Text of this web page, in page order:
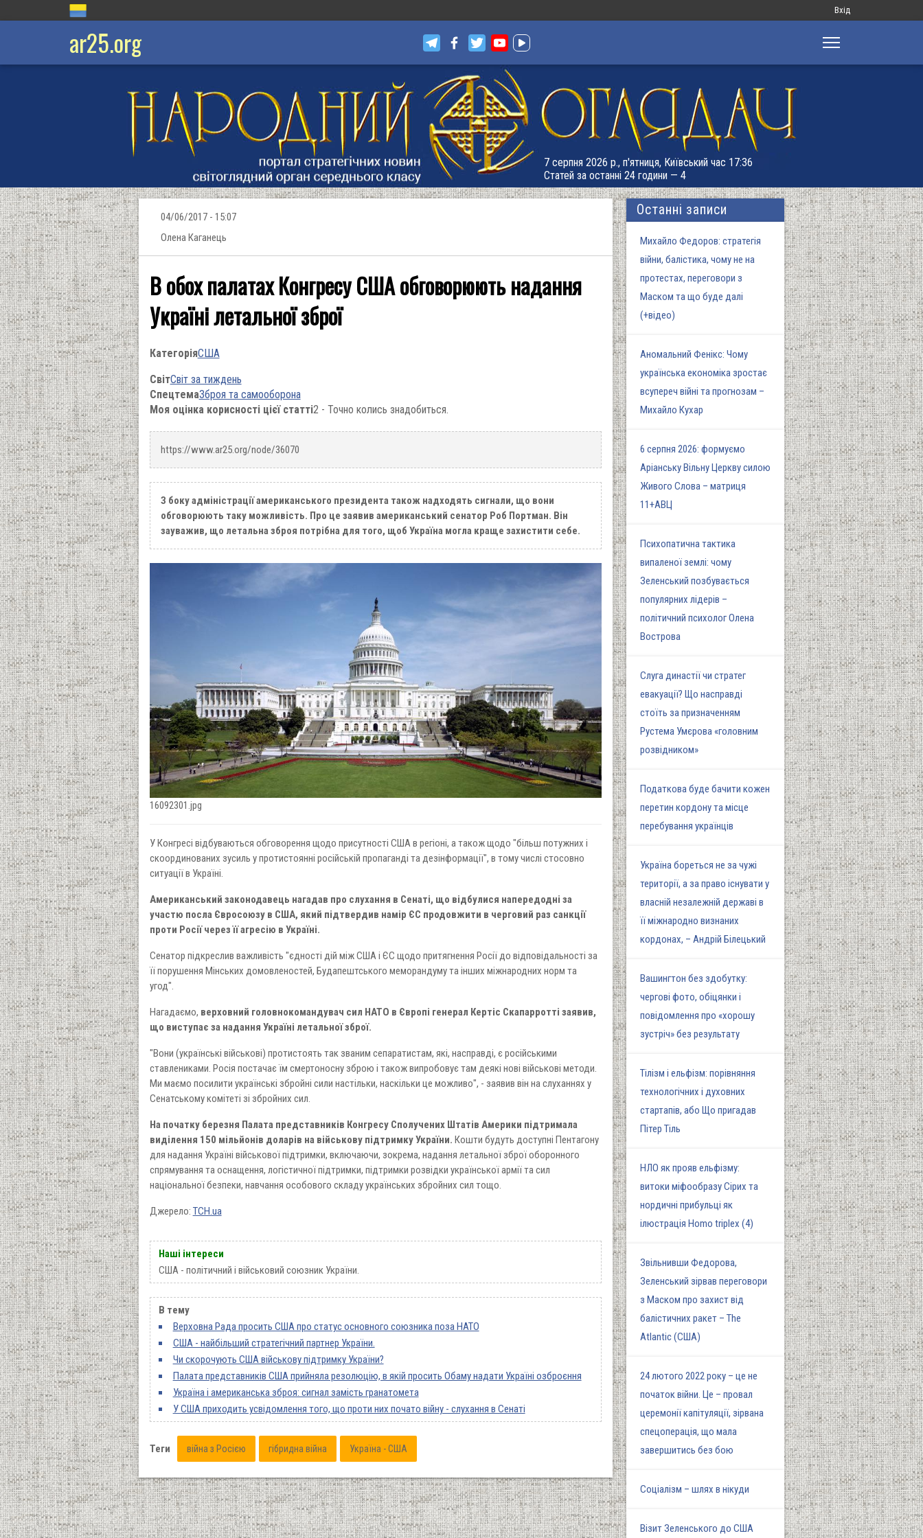
Меню
запису
Вхід
ar25.org
7 серпня 2026 р., п'ятниця, Київський час 17:36
Статей за останні 24 години — 4
04/06/2017 - 15:07
Олена Каганець
В обох палатах Конгресу США обговорюють надання
Україні летальної зброї
КатегоріяСША
СвітСвіт за тиждень
СпецтемаЗброя та самооборона
Моя оцінка корисності цієї статті2 - Точно колись знадобиться.
https://www.ar25.org/node/36070
З боку адміністрації американського президента також надходять сигнали, що вони
обговорюють таку можливість. Про це заявив американський сенатор Роб Портман. Він
зауважив, що летальна зброя потрібна для того, щоб Україна могла краще захистити себе.
16092301.jpg
У Конгресі відбуваються обговорення щодо присутності США в регіоні, а також щодо "більш потужних і
скоординованих зусиль у протистоянні російській пропаганді та дезінформації", в тому числі стосовно
ситуації в Україні.
Американський законодавець нагадав про слухання в Сенаті, що відбулися напередодні за
участю посла Євросоюзу в США, який підтвердив намір ЄС продовжити в черговий раз санкції
проти Росії через її агресію в Україні.
Сенатор підкреслив важливість "єдності дій між США і ЄС щодо притягнення Росії до відповідальності за
її порушення Мінських домовленостей, Будапештського меморандуму та інших міжнародних норм та
угод".
Нагадаємо, верховний головнокомандувач сил НАТО в Європі генерал Кертіс Скапарротті заявив,
що виступає за надання Україні летальної зброї.
"Вони (українські військові) протистоять так званим сепаратистам, які, насправді, є російськими
ставлениками. Росія постачає їм смертоносну зброю і також випробовує там деякі нові військові методи.
Ми маємо посилити українські збройні сили настільки, наскільки це можливо", - заявив він на слуханнях у
Сенатському комітеті зі збройних сил.
На початку березня Палата представників Конгресу Сполучених Штатів Америки підтримала
виділення 150 мільйонів доларів на військову підтримку України. Кошти будуть доступні Пентагону
для надання Україні військової підтримки, включаючи, зокрема, надання летальної зброї оборонного
спрямування та оснащення, логістичної підтримки, підтримки розвідки української армії та сил
національної безпеки, навчання особового складу українських збройних сил тощо.
Джерело: ТСН.ua
Наші інтереси
США - політичний і військовий союзник України.
В тему
Верховна Рада просить США про статус основного союзника поза НАТО
США - найбільший стратегічний партнер України.
Чи скорочують США військову підтримку України?
Палата представників США прийняла резолюцію, в якій просить Обаму надати Україні озброєння
Україна і американська зброя: сигнал замість гранатомета
У США приходить усвідомлення того, що проти них почато війну - слухання в Сенаті
Теги війна з Росією гібридна війна Україна - США
Останні записи
Михайло Федоров: стратегія
війни, балістика, чому не на
протестах, переговори з
Маском та що буде далі
(+відео)
Аномальний Фенікс: Чому
українська економіка зростає
всупереч війні та прогнозам –
Михайло Кухар
6 серпня 2026: формуємо
Аріанську Вільну Церкву силою
Живого Слова – матриця
11+АВЦ
Психопатична тактика
випаленої землі: чому
Зеленський позбувається
популярних лідерів –
політичний психолог Олена
Вострова
Слуга династії чи стратег
евакуації? Що насправді
стоїть за призначенням
Рустема Умєрова «головним
розвідником»
Податкова буде бачити кожен
перетин кордону та місце
перебування українців
Україна бореться не за чужі
території, а за право існувати у
власній незалежній державі в
її міжнародно визнаних
кордонах, – Андрій Білецький
Вашингтон без здобутку:
чергові фото, обіцянки і
повідомлення про «хорошу
зустріч» без результату
Тілізм і ельфізм: порівняння
технологічних і духовних
стартапів, або Що пригадав
Пітер Тіль
НЛО як прояв ельфізму:
витоки міфообразу Сірих та
нордичні прибульці як
ілюстрація Homo triplex (4)
Звільнивши Федорова,
Зеленський зірвав переговори
з Маском про захист від
балістичних ракет – The
Atlantic (США)
24 лютого 2022 року – це не
початок війни. Це – провал
церемонії капітуляції, зірвана
спецоперація, що мала
завершитись без бою
Соціалізм – шлях в нікуди
Візит Зеленського до США